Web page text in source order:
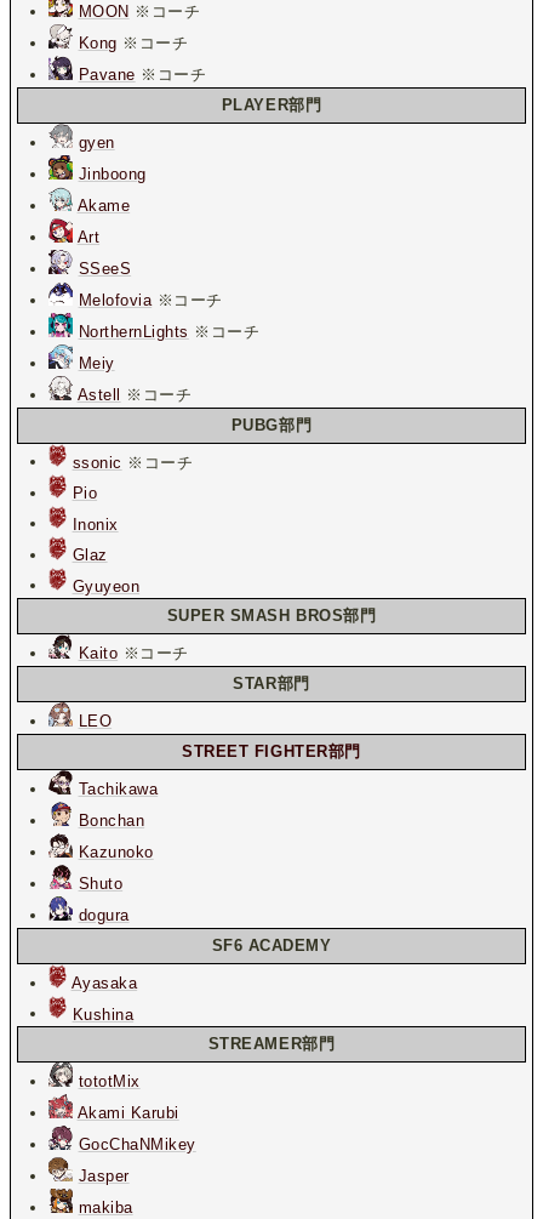
MOON ※コーチ
Kong ※コーチ
Pavane ※コーチ
PLAYER部門
gyen
Jinboong
Akame
Art
SSeeS
Melofovia ※コーチ
NorthernLights ※コーチ
Meiy
Astell
※コーチ
PUBG部門
ssonic ※コーチ
Pio
Inonix
Glaz
Gyuyeon
SUPER SMASH BROS部門
Kaito ※コーチ
STAR部門
LEO
STREET FIGHTER部門
Tachikawa
Bonchan
Kazunoko
Shuto
dogura
SF6 ACADEMY
Ayasaka
Kushina
STREAMER部門
tototMix
Akami Karubi
GocChaNMikey
Jasper
makiba